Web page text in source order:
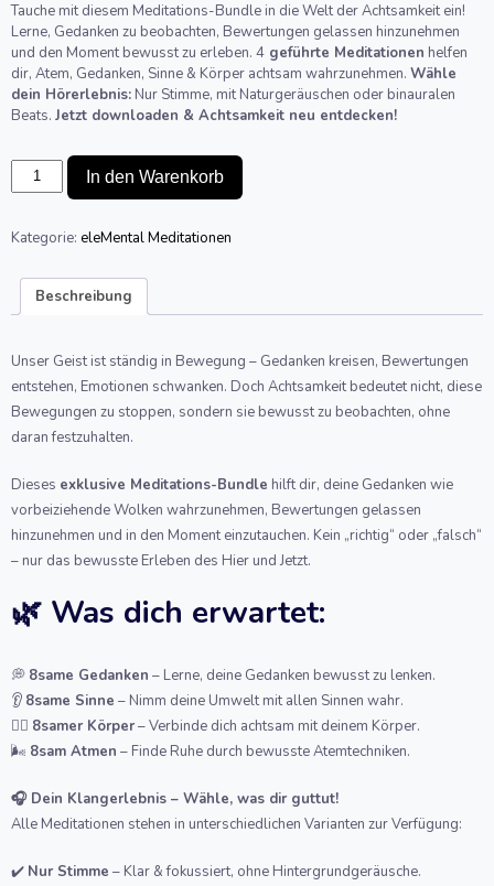
Tauche mit diesem Meditations-Bundle in die Welt der Achtsamkeit ein!
Lerne, Gedanken zu beobachten, Bewertungen gelassen hinzunehmen
und den Moment bewusst zu erleben. 4 geführte Meditationen helfen
dir, Atem, Gedanken, Sinne & Körper achtsam wahrzunehmen. Wähle
dein Hörerlebnis: Nur Stimme, mit Naturgeräuschen oder binauralen
Beats. Jetzt downloaden & Achtsamkeit neu entdecken!
Achtsamkeitsreisen
-
Ruhe
Menge
In den Warenkorb
Kategorie: eleMental Meditationen
Beschreibung
Unser Geist ist ständig in Bewegung – Gedanken kreisen, Bewertungen
entstehen, Emotionen schwanken. Doch Achtsamkeit bedeutet nicht, diese
Bewegungen zu stoppen, sondern sie bewusst zu beobachten, ohne
daran festzuhalten.
Dieses exklusive Meditations-Bundle hilft dir, deine Gedanken wie
vorbeiziehende Wolken wahrzunehmen, Bewertungen gelassen
hinzunehmen und in den Moment einzutauchen. Kein „richtig“ oder „falsch“
– nur das bewusste Erleben des Hier und Jetzt.
🌿 Was dich erwartet:
💭 8same Gedanken – Lerne, deine Gedanken bewusst zu lenken.
👂 8same Sinne – Nimm deine Umwelt mit allen Sinnen wahr.
🏋️‍♂️ 8samer Körper– Verbinde dich achtsam mit deinem Körper.
🌬️ 8sam Atmen – Finde Ruhe durch bewusste Atemtechniken.
🎧 Dein Klangerlebnis – Wähle, was dir guttut!
Alle Meditationen stehen in unterschiedlichen Varianten zur Verfügung:
✔️ Nur Stimme – Klar & fokussiert, ohne Hintergrundgeräusche.